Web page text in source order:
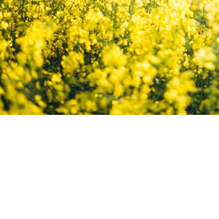
Copyright ©RentPlanet •
Listener Eventów Zoho